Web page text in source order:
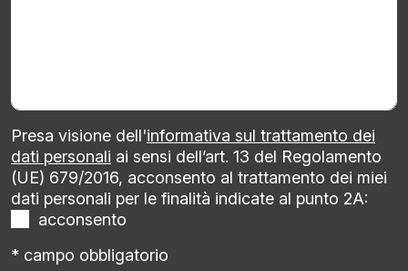
Presa visione dell'informativa sul trattamento dei
dati personali ai sensi dell’art. 13 del Regolamento
(UE) 679/2016, acconsento al trattamento dei miei
dati personali per le finalità indicate al punto 2A:
acconsento
* campo obbligatorio